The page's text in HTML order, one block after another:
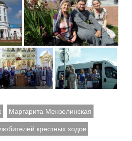
Маргарита Мензелинская
крестных ходов